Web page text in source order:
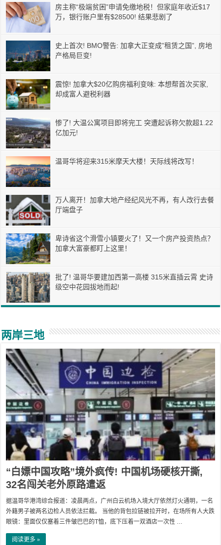
房主称“极端贫困”申请免缴地税！但家庭年收近$17
万，银行账户里有$28500! 结果悲剧了
史上首次! BMO警告: 加拿大正变成”租赁之国”, 房地
产格局巨变!
震惊! 加拿大$20亿购房福利变味: 本想帮首次买家,
却成富人避税利器
惨了! 大温公寓项目即将完工 突遭起诉称欠款超1.22
亿加元!
温哥华将迎来315米摩天大楼！天际线将改写！
万人离开！加拿大地产经纪风光不再，有人改行去餐
厅端盘子
卑诗省这个滑雪小镇要火了！又一个房产投资热点？
加拿大富豪都盯上这里！
批了! 温哥华要建加西第一高楼 315米直插云霄 史诗
级空中花园拔地而起!
两岸三地
“白嫖中国攻略”境外疯传! 中国机场硬核开撕,
32名闯关老外原路遣返
据温哥华港湾综合报道：凌晨两点，广州白云机场入境大厅依然灯火通明，一名
外籍男子被两名边检人员依法拦截。 当他的背包拉链被拉开时，在场所有人大跌
眼镜：里面仅仅塞着三件皱巴巴的T恤，底下压着一双酒店一次性 …
阅读更多 »